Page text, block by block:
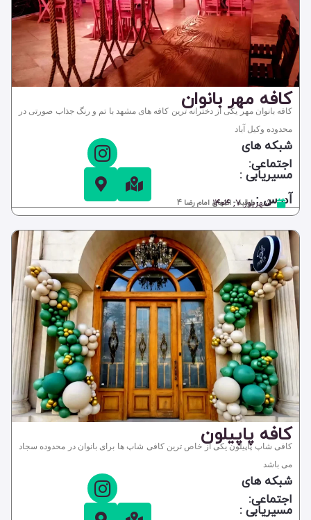
کافه مهر بانوان
کافه بانوان مهر یکی از دخترانه ترین کافه های مشهد با تم و رنگ جذاب صورتی در
محدوده وکیل آباد
شبکه های
اجتماعی:
مسیریابی :
طرقبه - انتهای امام رضا 4آدرس :شهریور ۷, ۱۴۰۴
کافه پاپیلون
کافی شاپ پاپیلون یکی از خاص ترین کافی شاپ ها برای بانوان در محدوده سجاد
می باشد
شبکه های
اجتماعی:
مسیریابی :